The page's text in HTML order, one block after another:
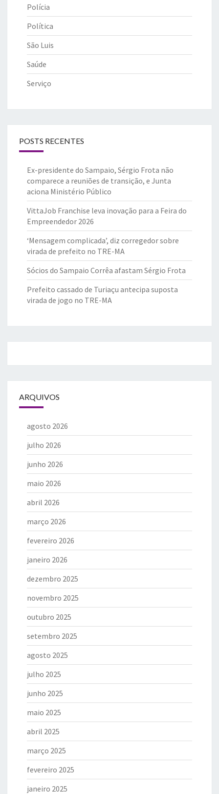
Polícia
Política
São Luis
Saúde
Serviço
POSTS RECENTES
Ex-presidente do Sampaio, Sérgio Frota não
comparece a reuniões de transição, e Junta
aciona Ministério Público
VittaJob Franchise leva inovação para a Feira do
Empreendedor 2026
‘Mensagem complicada’, diz corregedor sobre
virada de prefeito no TRE-MA
Sócios do Sampaio Corrêa afastam Sérgio Frota
Prefeito cassado de Turiaçu antecipa suposta
virada de jogo no TRE-MA
ARQUIVOS
agosto 2026
julho 2026
junho 2026
maio 2026
abril 2026
março 2026
fevereiro 2026
janeiro 2026
dezembro 2025
novembro 2025
outubro 2025
setembro 2025
agosto 2025
julho 2025
junho 2025
maio 2025
abril 2025
março 2025
fevereiro 2025
janeiro 2025